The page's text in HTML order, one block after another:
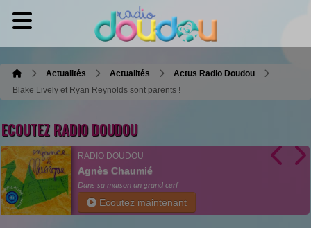
Actualités Actualités
Actus Radio Doudou
Blake Lively et Ryan Reynolds sont parents !
ECOUTEZ RADIO DOUDOU
RADIO DOUDOU
Agnès Chaumié
Dans sa maison un grand cerf
Ecoutez maintenant